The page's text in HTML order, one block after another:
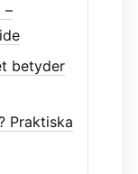
–
betyder
Praktiska